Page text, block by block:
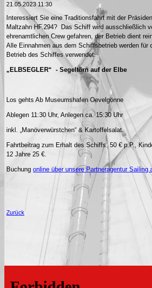
21.05.2023 11:30
Interessiert Sie eine Traditionsfahrt mit der
Maltzahn HF.294? Das Schiff wird ausschließlich
ehrenamtlichen Crew gefahren, der Betrieb dient
Alle Einnahmen aus dem Schiffsbetrieb werden für
Betrieb des Schiffes verwendet.
„ELBSEGLER“ - Segeltörn auf der Elbe
Los gehts Ab Museumshafen Oevelgönne
Ablegen 11:30 Uhr, Anlegen ca. 15:30 Uhr
inkl. „Manöverwürstchen“ & Kartoffelsalat.
Fahrtbeitrag zum Erhalt des Schiffs: 50 € p.P.,
12 Jahre 25 €.
Buchungonline über unsere Partneragentur Sailing
Zurück